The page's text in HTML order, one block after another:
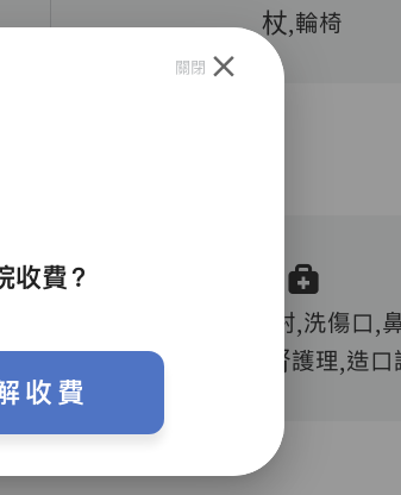
杖,輪椅
血糖測試,胰島素注射,洗傷口,
喉護理,洗腎護理,造口
關閉
收費？
收費